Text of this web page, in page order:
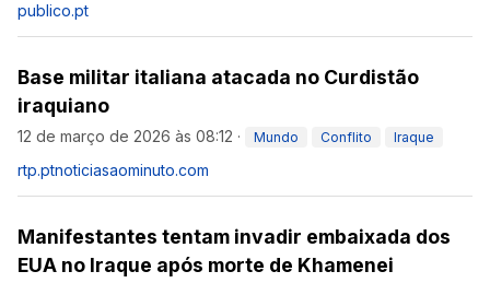
publico.pt
Base militar italiana atacada no Curdistão
iraquiano
12 de março de 2026 às 08:12 · Mundo Conflito Iraque
rtp.ptnoticiasaominuto.com
Manifestantes tentam invadir embaixada dos
EUA no Iraque após morte de Khamenei